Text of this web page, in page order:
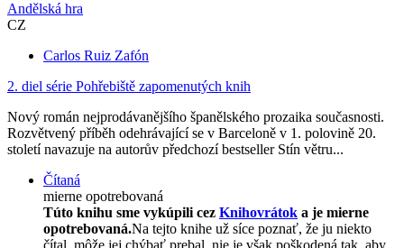
Andělská hra
CZ
Carlos Ruiz Zafón
2. diel série Pohřebiště zapomenutých knih
Nový román nejprodávanějšího španělského prozaika současnosti.
Rozvětvený příběh odehrávající se v Barceloně v 1. polovině 20.
století navazuje na autorův předchozí bestseller Stín větru...
Čítaná
mierne opotrebovaná
Túto knihu sme vykúpili cez Knihovrátok a je mierne
opotrebovaná.Na tejto knihe už síce poznať, že ju niekto